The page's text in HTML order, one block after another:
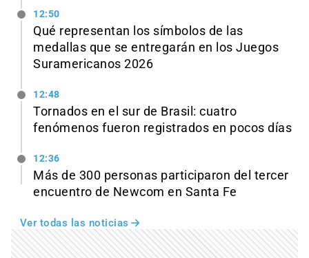
12:50
Qué representan los símbolos de las
medallas que se entregarán en los Juegos
Suramericanos 2026
12:48
Tornados en el sur de Brasil: cuatro
fenómenos fueron registrados en pocos días
12:36
Más de 300 personas participaron del tercer
encuentro de Newcom en Santa Fe
Ver todas las noticias